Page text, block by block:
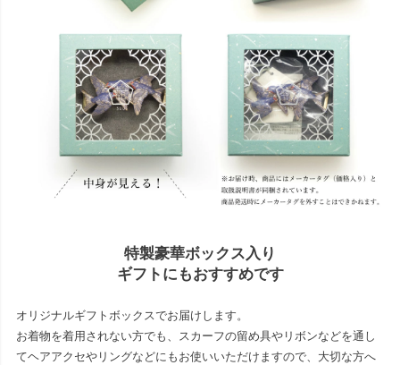
特製豪華ボックス入り
ギフトにもおすすめです
オリジナルギフトボックスでお届けします。
お着物を着用されない方でも、スカーフの留め具やリボンなどを通し
てヘアアクセやリングなどにもお使いいただけますので、大切な方へ